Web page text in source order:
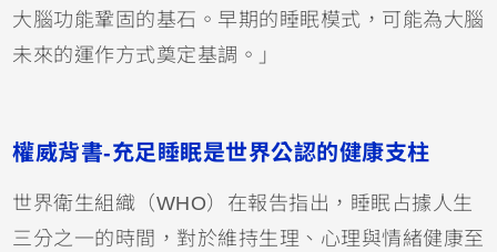
大腦功能鞏固的基石。早期的睡眠模式，可能為大腦
未來的運作方式奠定基調。」
權威背書-充足睡眠是世界公認的健康支柱
世界衛生組織（WHO）在報告指出，睡眠占據人生
三分之一的時間，對於維持生理、心理與情緒健康至